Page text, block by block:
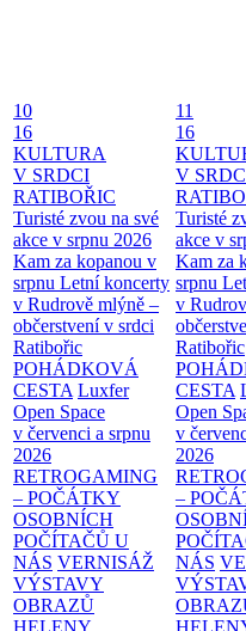
10
16
KULTURA
V SRDCI
RATIBOŘIC
Turisté zvou na své
akce v srpnu 2026
Kam za kopanou v
srpnu Letní koncerty
v Rudrově mlýně –
občerstvení v srdci
Ratibořic
POHÁDKOVÁ
CESTA Luxfer
Open Space
v červenci a srpnu
2026
RETROGAMING
– POČÁTKY
OSOBNÍCH
POČÍTAČŮ U
NÁS VERNISÁŽ
VÝSTAVY
OBRAZŮ
11
16
V
Turisté
akce v
Kam za
srpnu
v
Ratibořic
CESTA
Open
v
2026
–
NÁS